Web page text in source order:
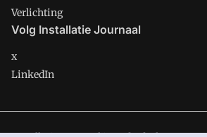
Verlichting
Volg Installatie Journaal
x
LinkedIn